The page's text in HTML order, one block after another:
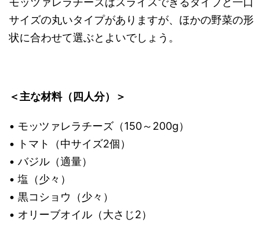
サイズの丸いタイプがありますが、ほかの野菜の形
状に合わせて選ぶとよいでしょう。
＜主な材料（四人分）＞
• モッツァレラチーズ（150～200g）
• トマト（中サイズ2個）
• バジル（適量）
• 塩（少々）
• 黒コショウ（少々）
• オリーブオイル（大さじ2）